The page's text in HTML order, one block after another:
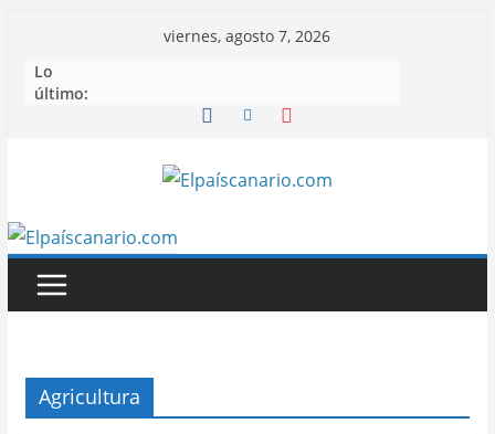
contenido
viernes, agosto 7, 2026
Lo
último:
Agricultura